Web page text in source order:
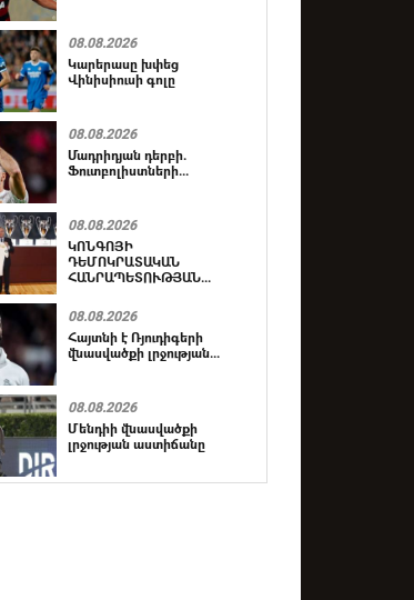
08.08.2026
Կարերասը խփեց
Վինիսիուսի գոլը
08.08.2026
Մադրիդյան դերբի.
Ֆուտբոլիստների...
08.08.2026
ԿՈՆԳՈՅԻ
ԴԵՄՈԿՐԱՏԱԿԱՆ
ՀԱՆՐԱՊԵՏՈՒԹՅԱՆ...
08.08.2026
Հայտնի է Ռյուդիգերի
վնասվածքի լրջության...
08.08.2026
Մենդիի վնասվածքի
լրջության աստիճանը